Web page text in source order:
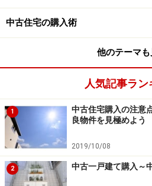
中古住宅の購入術
他のテーマも
人気記事ラン
1
中古住宅購入の注意
良物件を見極めよう
2019/10/08
2 中古一戸建て購入～